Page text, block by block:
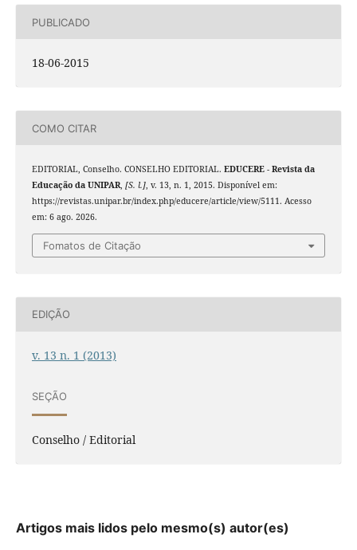
PUBLICADO
18-06-2015
COMO CITAR
EDITORIAL, Conselho. CONSELHO EDITORIAL. EDUCERE - Revista da
Educação da UNIPAR, [S. l.], v. 13, n. 1, 2015. Disponível em:
https://revistas.unipar.br/index.php/educere/article/view/5111. Acesso
em: 6 ago. 2026.
Fomatos de Citação
EDIÇÃO
v. 13 n. 1 (2013)
SEÇÃO
Conselho / Editorial
Artigos mais lidos pelo mesmo(s) autor(es)